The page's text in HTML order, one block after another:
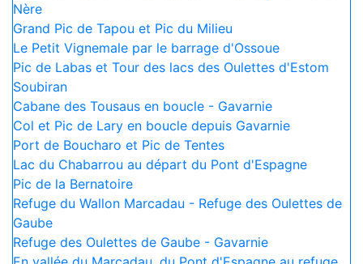
Nère
Grand Pic de Tapou et Pic du Milieu
Le Petit Vignemale par le barrage d'Ossoue
Pic de Labas et Tour des lacs des Oulettes d'Estom
Soubiran
Cabane des Tousaus en boucle - Gavarnie
Col et Pic de Lary en boucle depuis Gavarnie
Port de Boucharo et Pic de Tentes
Lac du Chabarrou au départ du Pont d'Espagne
Pic de la Bernatoire
Refuge du Wallon Marcadau - Refuge des Oulettes de
Gaube
Refuge des Oulettes de Gaube - Gavarnie